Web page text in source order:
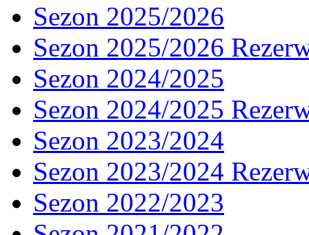
Sezon 2025/2026
Sezon 2025/2026
Sezon 2024/2025
Sezon 2024/2025
Sezon 2023/2024
Sezon 2023/2024
Sezon 2022/2023